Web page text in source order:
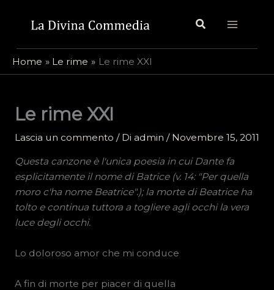
Cerca
Home Le rime Le rime XXI
Le rime XXI
Lascia un commento / Di admin / Novembre 15, 2011
Questa canzone è l'unica poesia in cui Dante fa
esplicitamente il nome di Batrice (v. 14: "Per quella
moro c'ha nome Beatrice".); la morte di Beatrice ha
tolto e continua tuttora a togliere agli occhi la vera
luce degli occhi.
Lo doloroso amor che mi conduce
A fin di morte per piacer di quella